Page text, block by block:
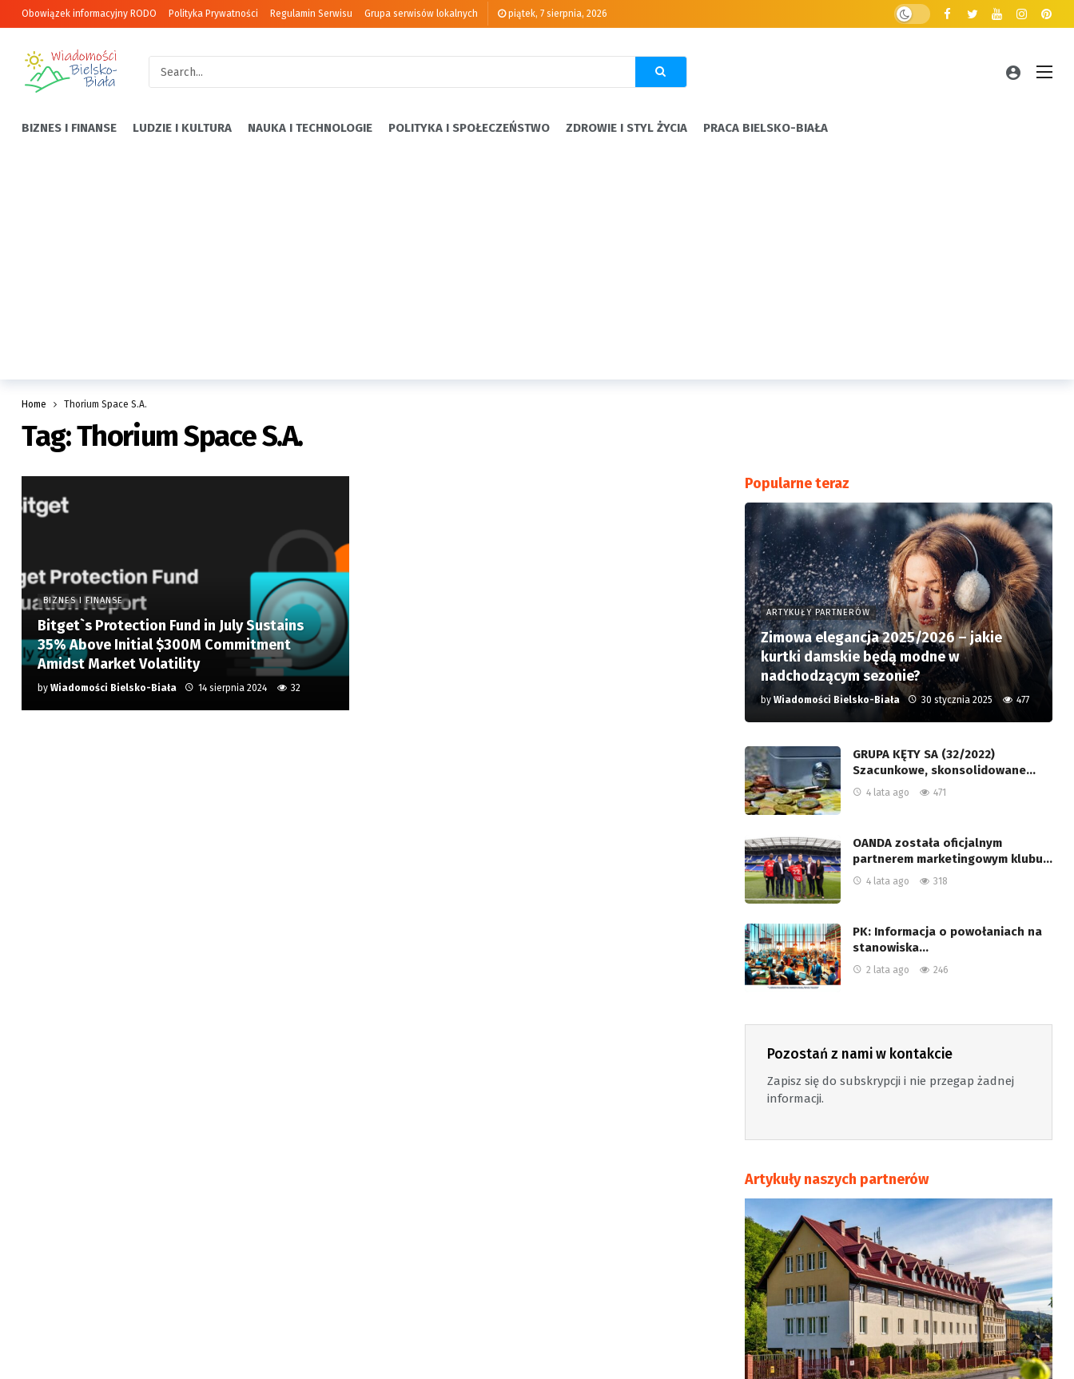
Obowiązek informacyjny RODO Polityka Prywatności Regulamin Serwisu Grupa serwisów lokalnych piątek, 7 sierpnia, 2026
BIZNES I FINANSE LUDZIE I KULTURA NAUKA I TECHNOLOGIE POLITYKA I SPOŁECZEŃSTWO ZDROWIE I STYL ŻYCIA PRACA BIELSKO-BIAŁA
Home Thorium Space S.A.
Tag:Thorium Space S.A.
BIZNES I FINANSE
Bitget`s Protection Fund in July Sustains
35% Above Initial $300M Commitment
Amidst Market Volatility
by Wiadomości Bielsko-Biała 14 sierpnia 2024 32
Popularne teraz
ARTYKUŁY PARTNERÓW
Zimowa elegancja 2025/2026 – jakie
kurtki damskie będą modne w
nadchodzącym sezonie?
byWiadomości Bielsko-Biała 30 stycznia 2025 477
GRUPA KĘTY SA (32/2022)
Szacunkowe, skonsolidowane…
4 lata ago 471
OANDA została oficjalnym
partnerem marketingowym klubu…
4 lata ago 318
PK: Informacja o powołaniach na
stanowiska…
2 lata ago 246
Pozostań z nami w kontakcie
Zapisz się do subskrypcji i nie przegap żadnej
informacji.
Artykuły naszych partnerów